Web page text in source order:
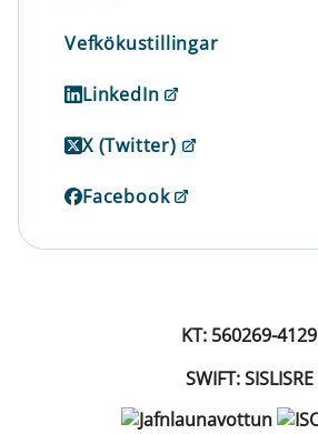
Vefkökustillingar
LinkedIn
X (Twitter)
Facebook
KT: 560269-4129
SWIFT: SISLISRE